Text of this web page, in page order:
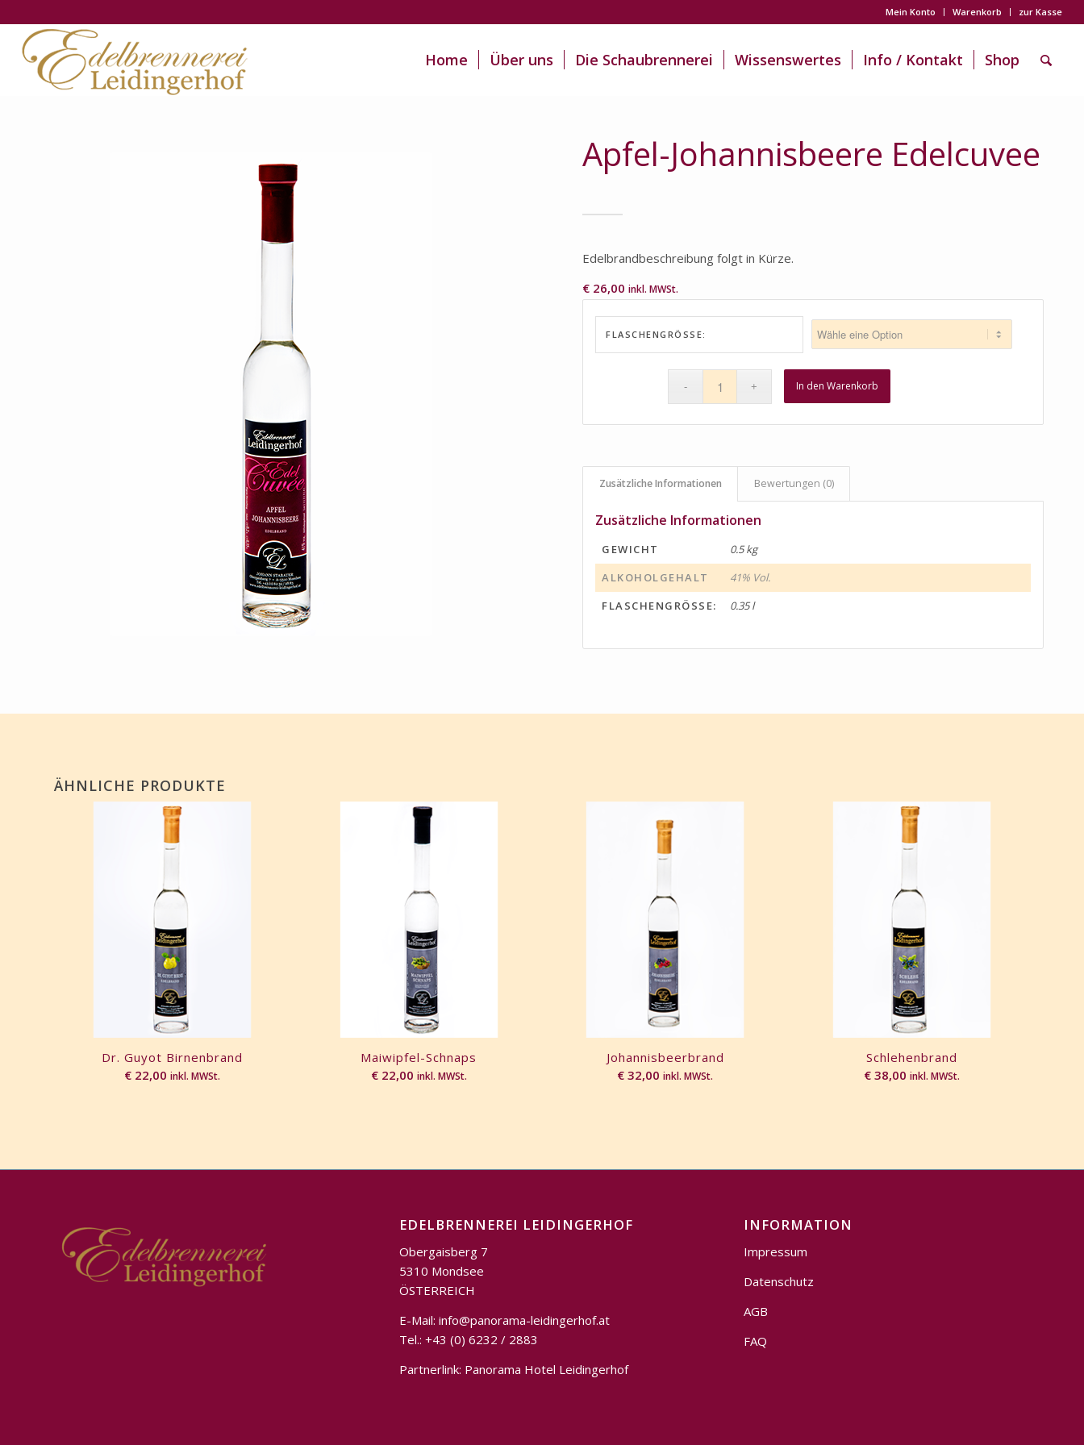
Mein Konto Warenkorb zur Kasse
Home Über uns Die Schaubrennerei Wissenswertes Info / Kontakt Shop
Apfel-Johannisbeere Edelcuvee
Edelbrandbeschreibung folgt in Kürze.
€ 26,00 inkl. MWSt.
FLASCHENGRÖSSE:
In den Warenkorb
Zusätzliche Informationen Bewertungen (0)
Zusätzliche Informationen
GEWICHT
0.5 kg
ALKOHOLGEHALT
41% Vol.
FLASCHENGRÖSSE:
0.35 l
ÄHNLICHE PRODUKTE
Dr. Guyot Birnenbrand
€ 22,00 inkl. MWSt.
Maiwipfel-Schnaps
€22,00 inkl. MWSt.
Johannisbeerbrand
€ 32,00 inkl. MWSt.
Schlehenbrand
€38,00 inkl. MWSt.
EDELBRENNEREI LEIDINGERHOF
Obergaisberg 7
5310 Mondsee
ÖSTERREICH
E-Mail: info@panorama-leidingerhof.at
Tel.: +43 (0) 6232 / 2883
Partnerlink: Panorama Hotel Leidingerhof
INFORMATION
Impressum
Datenschutz
AGB
FAQ